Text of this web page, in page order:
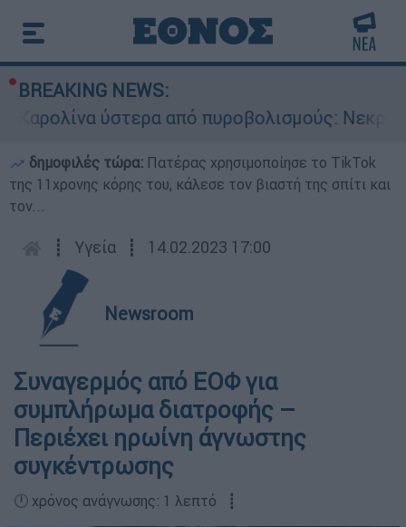
BREAKING NEWS:
ύστερα από πυροβολισμούς: Νεκροί
δημοφιλές τώρα: Πατέρας χρησιμοποίησε το TikTok
της 11χρονης κόρης του, κάλεσε τον βιαστή της σπίτι και
τον...
┋ Υγεία ┋ 14.02.2023 17:00
Newsroom
Συναγερμός από ΕΟΦ για
συμπλήρωμα διατροφής –
Περιέχει ηρωίνη άγνωστης
συγκέντρωσης
🕛 χρόνος ανάγνωσης: 1 λεπτό ┋